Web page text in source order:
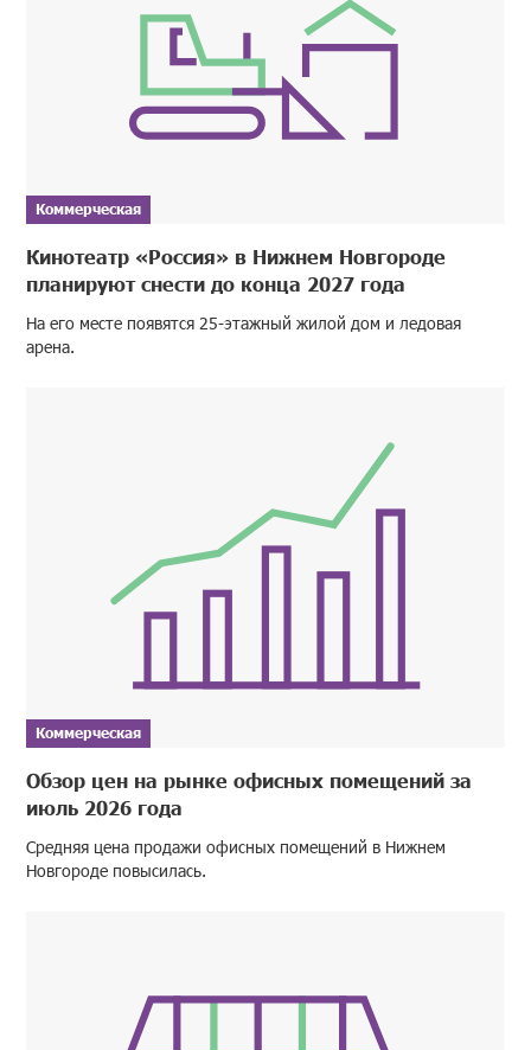
Коммерческая
Кинотеатр «Россия» в Нижнем Новгороде
планируют снести до конца 2027 года
На его месте появятся 25-этажный жилой дом и ледовая
арена.
Коммерческая
Обзор цен на рынке офисных помещений за
июль 2026 года
Средняя цена продажи офисных помещений в Нижнем
Новгороде повысилась.